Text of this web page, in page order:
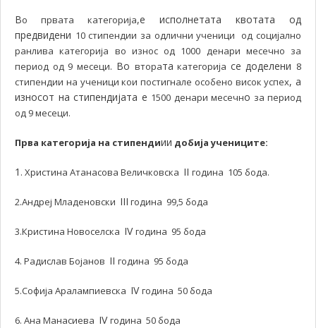
Во првата категорија,е исполнетата квотата од
предвидени 10 стипендии за одлични ученици од социјално
ранлива категорија во износ од 1000 денари месечно за
период од 9 месеци. Во втората категорија се доделени 8
стипендии на ученици кои постигнале особено висок успех, а
износот на стипендијата е 1500 денари месечно за период
од 9 месеци.
Прва категорија на стипендиии добија учениците:
1 . Христина Атанасова Величковска II година 105 бода.
2.Андреј Младеновски III година 99,5 бода
3.Кристина Новоселска IVгодина 95 бода
4. Радислав Бојанов II година 95 бода
5.Софија Аралампиевска IVгодина 50 бода
6. Ана Манасиева IVгодина 50 бода